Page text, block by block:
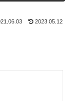
2023.05.12